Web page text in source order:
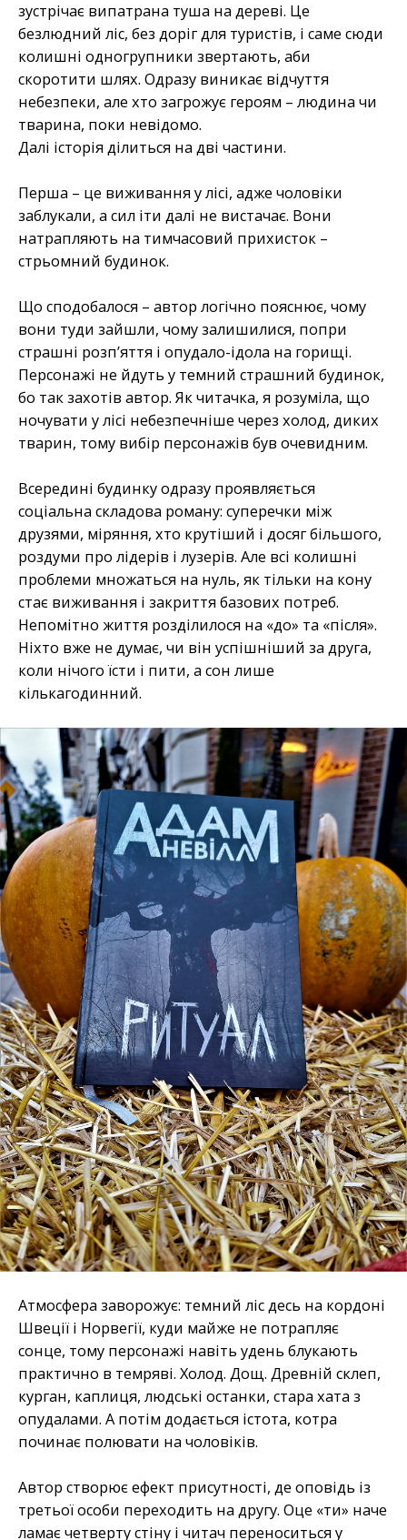
зустрічає випатрана туша на дереві. Це
безлюдний ліс, без доріг для туристів, і саме сюди
колишні одногрупники звертають, аби
скоротити шлях. Одразу виникає відчуття
небезпеки, але хто загрожує героям – людина чи
тварина, поки невідомо.
Далі історія ділиться на дві частини.
Перша – це виживання у лісі, адже чоловіки
заблукали, а сил іти далі не вистачає. Вони
натрапляють на тимчасовий прихисток –
стрьомний будинок.
Що сподобалося – автор логічно пояснює, чому
вони туди зайшли, чому залишилися, попри
страшні розп’яття і опудало-ідола на горищі.
Персонажі не йдуть у темний страшний будинок,
бо так захотів автор. Як читачка, я розуміла, що
ночувати у лісі небезпечніше через холод, диких
тварин, тому вибір персонажів був очевидним.
Всередині будинку одразу проявляється
соціальна складова роману: суперечки між
друзями, міряння, хто крутіший і досяг більшого,
роздуми про лідерів і лузерів. Але всі колишні
проблеми множаться на нуль, як тільки на кону
стає виживання і закриття базових потреб.
Непомітно життя розділилося на «до» та «після».
Ніхто вже не думає, чи він успішніший за друга,
коли нічого їсти і пити, а сон лише
кількагодинний.
Атмосфера заворожує: темний ліс десь на кордоні
Швеції і Норвегії, куди майже не потрапляє
сонце, тому персонажі навіть удень блукають
практично в темряві. Холод. Дощ. Древній склеп,
курган, каплиця, людські останки, стара хата з
опудалами. А потім додається істота, котра
починає полювати на чоловіків.
Автор створює ефект присутності, де оповідь із
третьої особи переходить на другу. Оце «ти» наче
ламає четверту стіну і читач переноситься у